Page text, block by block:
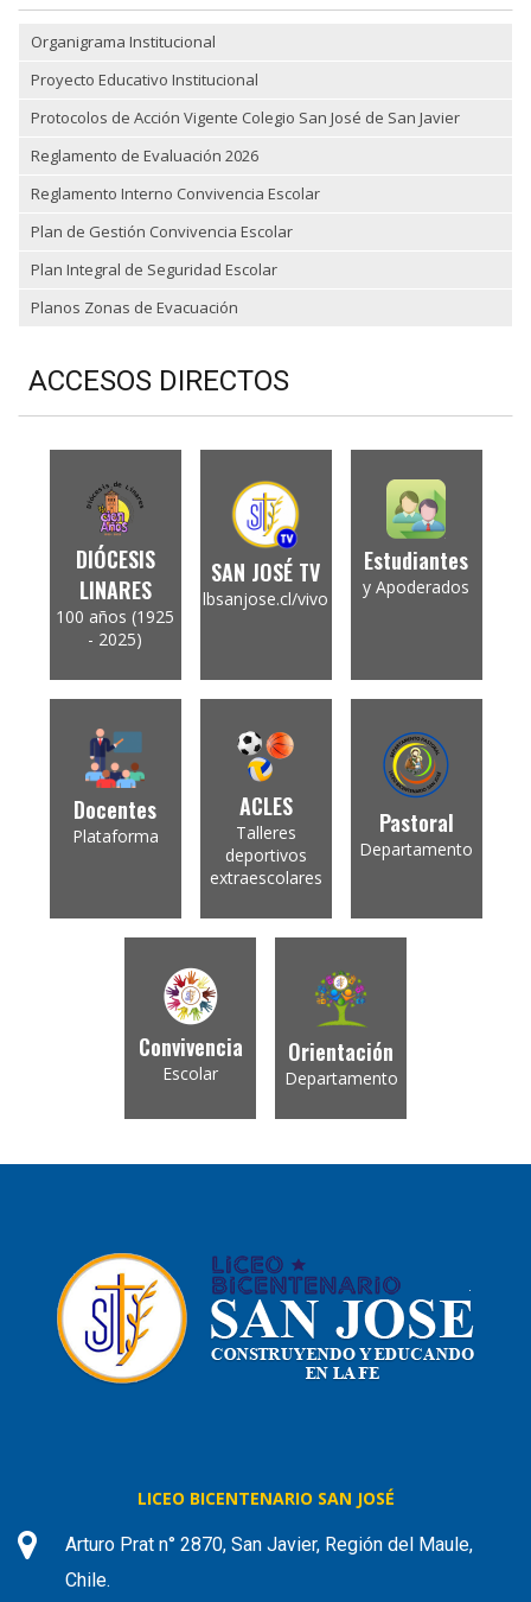
Organigrama Institucional
Proyecto Educativo Institucional
Protocolos de Acción Vigente Colegio San José de San Javier
Reglamento de Evaluación 2026
Reglamento Interno Convivencia Escolar
Plan de Gestión Convivencia Escolar
Plan Integral de Seguridad Escolar
Planos Zonas de Evacuación
ACCESOS DIRECTOS
DIÓCESIS
LINARES
100 años (1925
- 2025)
SAN JOSÉ TV
lbsanjose.cl/vivo
Estudiantes
y Apoderados
Docentes
Plataforma
ACLES
Talleres
deportivos
extraescolares
Pastoral
Departamento
Convivencia
Escolar
Orientación
Departamento
LICEO BICENTENARIO SAN JOSÉ
Arturo Prat n° 2870, San Javier, Región del Maule,
Chile.